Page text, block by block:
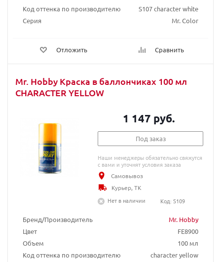
Код оттенка по производителю
S107 character white
Серия
Mr. Color
Отложить Сравнить
Mr. Hobby Краска в баллончиках 100 мл
CHARACTER YELLOW
Бренд/Производитель
Mr. Hobby
Цвет
FE8900
Объем
100 мл
Код оттенка по производителю
character yellow
1 147 руб.
Под заказ
Наши менеджеры обязательно свяжутся
с вами и уточнят условия заказа
Самовывоз
Курьер, ТК
Нет в наличии
Код: S109